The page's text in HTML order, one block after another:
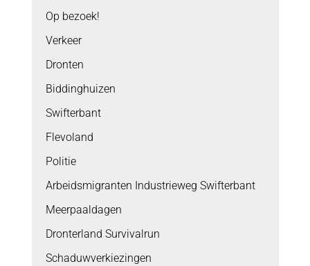
Op bezoek!
Verkeer
Dronten
Biddinghuizen
Swifterbant
Flevoland
Politie
Arbeidsmigranten Industrieweg Swifterbant
Meerpaaldagen
Dronterland Survivalrun
Schaduwverkiezingen